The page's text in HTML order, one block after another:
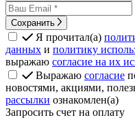
Сохранить
Я прочитал(а)
данных и политику
выражаю согласие на их
Выражаю согласие
новостями, акциями,
рассылки ознакомлен(а)
Запросить счет на оплату